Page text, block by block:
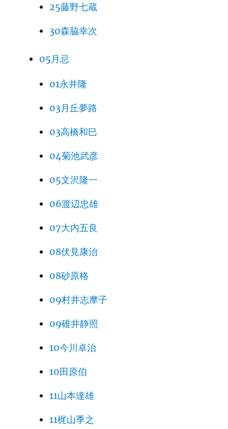
25藤野七蔵
30森脇幸次
05月忌
01永井隆
03月丘夢路
03高橋和巳
04菊池武彦
05文沢隆一
06渡辺忠雄
07大内五良
08伏見康治
08砂原格
09村井志摩子
09碓井静照
10今川卓治
10田原伯
11山本達雄
11梶山季之